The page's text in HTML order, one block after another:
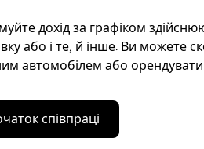
дохід за графіком
або і те, й інше. Ви можете
автомобілем або
співпраці